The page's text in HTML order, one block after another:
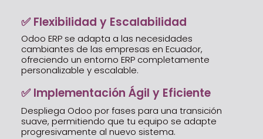
✅ Flexibilidad y Escalabilidad
Odoo ERP se adapta a las necesidades
cambiantes de las empresas en Ecuador,
ofreciendo un entorno ERP completamente
personalizable y escalable.
✅ Implementación Ágil y Eficiente
Despliega Odoo por fases para una transición
suave, permitiendo que tu equipo se adapte
progresivamente al nuevo sistema.